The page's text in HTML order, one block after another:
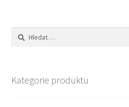
Vyhledávání
Kategorie produktu